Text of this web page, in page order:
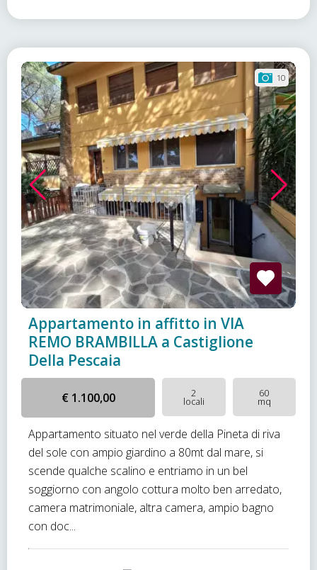
10
Appartamento in affitto in VIA
REMO BRAMBILLA a Castiglione
Della Pescaia
€ 1.100,00 2
locali
60
mq
Appartamento situato nel verde della Pineta di riva
del sole con ampio giardino a 80mt dal mare, si
scende qualche scalino e entriamo in un bel
soggiorno con angolo cottura molto ben arredato,
camera matrimoniale, altra camera, ampio bagno
con doc...